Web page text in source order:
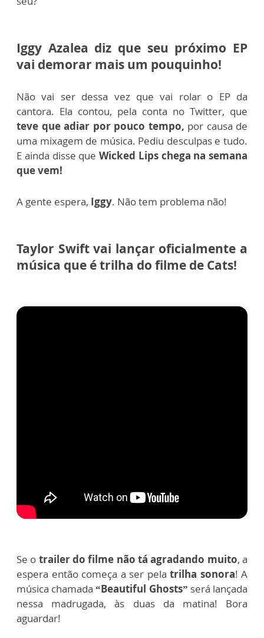
Iggy Azalea diz que seu próximo EP
vai demorar mais um pouquinho!
Não vai ser dessa vez que vai rolar o EP da
cantora. Ela contou, pela conta no Twitter, que
teve que adiar por pouco tempo, por causa de
uma mixagem de música. Pediu desculpas e tudo.
E ainda disse que Wicked Lips chega na semana
que vem!
A gente espera, Iggy. Não tem problema não!
Taylor Swift vai lançar oficialmente a
música que é trilha do filme de Cats!
Se o trailer do filme não tá agradando muito, a
espera então começa a ser pela trilha sonora! A
música chamada“Beautiful Ghosts” será lançada
nessa madrugada, às duas da matina! Bora
aguardar!